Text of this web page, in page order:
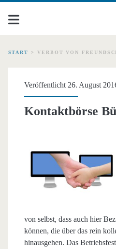
START > VERBOT VON
Schlagwort:
<span>Verbot
am
Veröffentlicht 26. August
Kontaktbörse
von selbst, dass auch hier
können, die über das rein
hinausgehen. Das